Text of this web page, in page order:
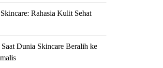
Rahasia Kulit Sehat
Dunia Skincare Beralih ke